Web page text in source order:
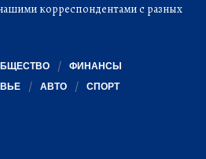
корреспондентами с разных
ФИНАНСЫ
АВТО СПОРТ